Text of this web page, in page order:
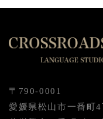
〒790-0001
愛媛県松山市一番町